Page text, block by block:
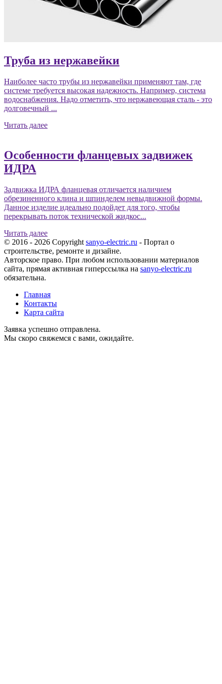
Труба из нержавейки
Наиболее часто трубы из нержавейки применяют там, где
системе требуется высокая надежность. Например, система
водоснабжения. Надо отметить, что нержавеющая сталь - это
долговечный ...
Читать далее
Особенности фланцевых задвижек
ИДРА
Задвижка ИДРА фланцевая отличается наличием
обрезиненного клина и шпинделем невыдвижной формы.
Данное изделие идеально подойдет для того, чтобы
перекрывать поток технической жидкос...
Читать далее
© 2016 - 2026 Copyright sanyo-electric.ru - Портал о
строительстве, ремонте и дизайне.
Авторское право. При любом использовании материалов
сайта, прямая активная гиперссылка на sanyo-electric.ru
обязательна.
Главная
Контакты
Карта сайта
Заявка успешно отправлена.
Мы скоро свяжемся с вами, ожидайте.